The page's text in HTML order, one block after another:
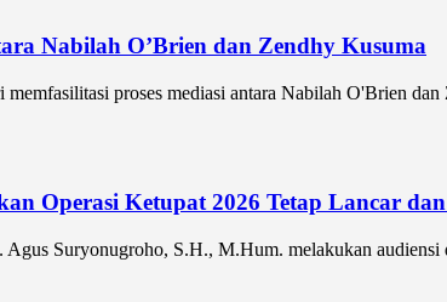
Nabilah O’Brien dan Zendhy Kusuma
proses mediasi antara Nabilah O'Brien
Operasi Ketupat 2026 Tetap Lancar
Suryonugroho, S.H., M.Hum. melakukan audiensi